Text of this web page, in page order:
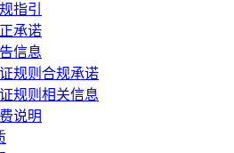
指引
承诺
信息
规则合规承诺
规则相关信息
说明